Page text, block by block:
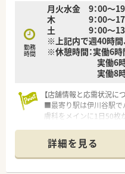
【勤務実態について】
■年間休日は113日です
を推進しており、実質的
■残業代は1分単位で全
の業務負担が適切に評
■1人あたりの処方箋枚
り、ゆとりを持って正
勤務
時間
月火水金 9：00～19
木 9：00～17
土 9：00～13
※上記内で週40時間
※休憩時間：実働6
実働6時間
実働8時間
【店舗情報と応需状況に
■最寄り駅は伊川谷駅で
膚科をメインに1日50枚
おり、1人あたりの負担
■閑静な住宅街にある地
広い医薬品を取り扱い、
詳細を見る